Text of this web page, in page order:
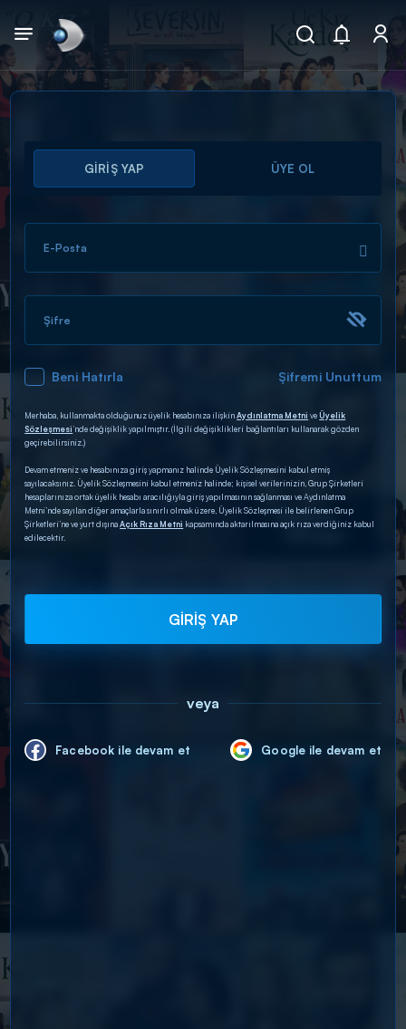
Arama
ARAMA SONUÇLARI
DİĞER SONUÇLAR
GİRİŞ YAP ÜYE OL
E-Posta
Şifre
Beni Hatırla Şifremi Unuttum
Merhaba, kullanmakta olduğunuz üyelik hesabınıza ilişkinAydınlatma Metni veÜyelik
Sözleşmesi’nde değişiklik yapılmıştır. (İlgili değişiklikleri bağlantıları kullanarak gözden
geçirebilirsiniz.)
Devam etmeniz ve hesabınıza giriş yapmanız halinde Üyelik Sözleşmesini kabul etmiş
sayılacaksınız. Üyelik Sözleşmesini kabul etmeniz halinde; kişisel verilerinizin, Grup Şirketleri
hesaplarınıza ortak üyelik hesabı aracılığıyla giriş yapılmasının sağlanması ve Aydınlatma
Metni’nde sayılan diğer amaçlarla sınırlı olmak üzere, Üyelik Sözleşmesi ile belirlenen Grup
Şirketleri’ne ve yurt dışınaAçık Rıza Metni kapsamında aktarılmasına açık rıza verdiğiniz kabul
edilecektir.
GİRİŞ YAP
veya
Facebook ile devam et Google ile devam et